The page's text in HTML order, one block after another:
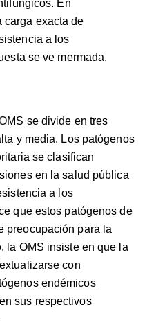
En
carga exacta de
a los
se ve mermada.
se divide en tres
y media. Los patógenos
se clasifican
en la salud pública
a los
que estos patógenos de
preocupación para la
la OMS insiste en que la
con
endémicos
sus respectivos